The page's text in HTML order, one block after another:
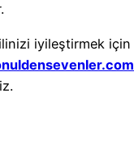
iyileştirmek için